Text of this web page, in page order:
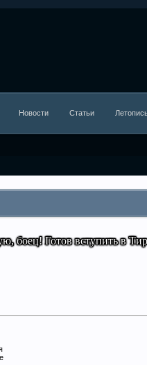
боец! Готов вступить в
Новости Статьи